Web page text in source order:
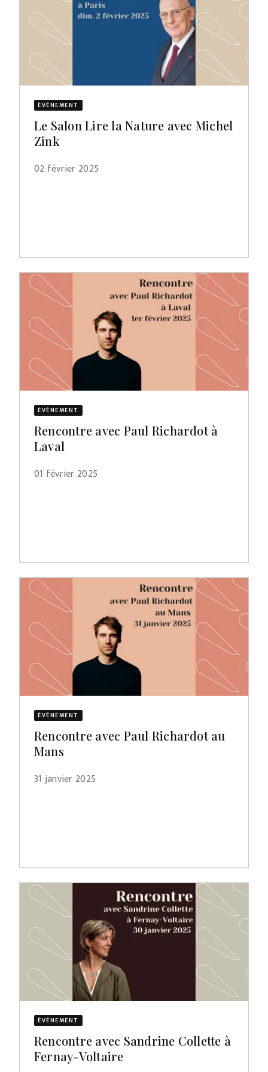
ÉVÈNEMENT
Le Salon Lire la Nature avec Michel
Zink
02 février 2025
ÉVÈNEMENT
Rencontre avec Paul Richardot à
Laval
01 février 2025
ÉVÈNEMENT
Rencontre avec Paul Richardot au
Mans
31 janvier 2025
ÉVÈNEMENT
Rencontre avec Sandrine Collette à
Fernay-Voltaire